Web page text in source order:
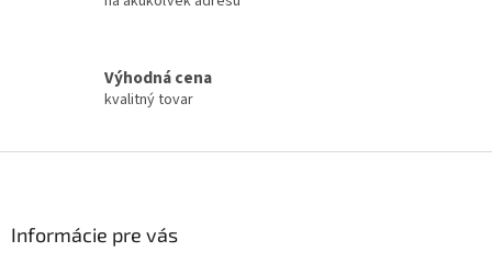
Výhodná cena
kvalitný tovar
Informácie pre vás